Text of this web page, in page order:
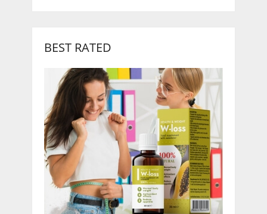
BEST RATED